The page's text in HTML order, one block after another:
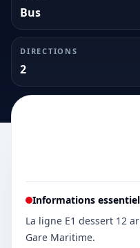
Bus
DIRECTIONS
2
Informations
La ligne E1 dessert 12
Gare Maritime.